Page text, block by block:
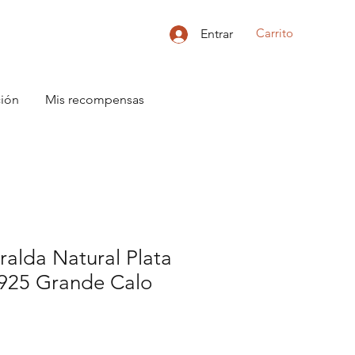
Entrar Carrito
Mis recompensas
Natural Plata
Grande Calo